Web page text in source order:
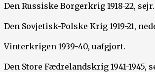
Den Russiske Borgerkrig 1918-22, sejr.
Den Sovjetisk-Polske Krig 1919-21,
Vinterkrigen 1939-40, uafgjort.
Den Store Fædrelandskrig 1941-1945,